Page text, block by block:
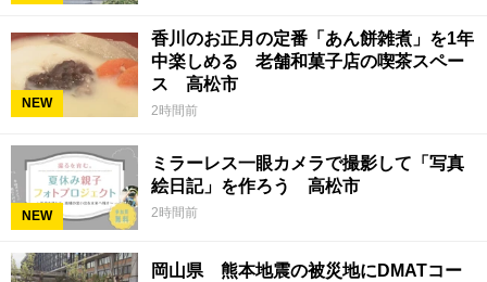
NEW
香川のお正月の定番「あん餅雑煮」を1年
中楽しめる 老舗和菓子店の喫茶スペー
ス 高松市
2時間前
NEW
ミラーレス一眼カメラで撮影して「写真
絵日記」を作ろう 高松市
2時間前
岡山県 熊本地震の被災地にDMATコー